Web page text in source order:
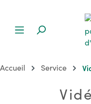
Accueil Service